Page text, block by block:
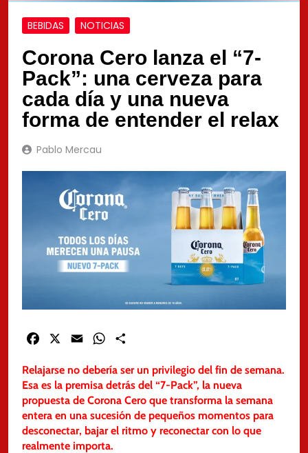
BEBIDAS NOTICIAS
Corona Cero lanza el “7-
Pack”: una cerveza para
cada día y una nueva
forma de entender el relax
Pablo Mercau
Facebook Email WhatsApp
Relajarse no debería ser un privilegio del fin de semana.
Esa es la premisa detrás del “7-Pack”, la nueva
propuesta de Corona Cero que transforma la semana
entera en una sucesión de pequeños momentos para
desconectar, bajar el ritmo y reconectar con lo que
realmente importa.